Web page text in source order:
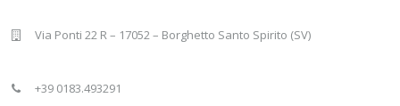
Via Ponti 22 R – 17052 – Borghetto Santo Spirito (SV)
+39 0183.493291